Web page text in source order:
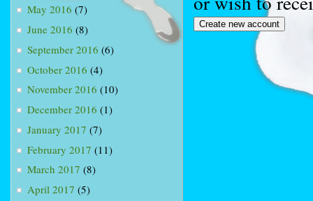
May 2016 (7)
June 2016 (8)
September 2016 (6)
October 2016 (4)
November 2016 (10)
December 2016 (1)
January 2017 (7)
February 2017 (11)
March 2017 (8)
April 2017 (5)